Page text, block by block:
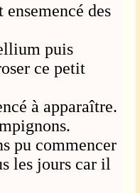
des
puis
ce petit
à apparaître.
pu commencer
les jours car il